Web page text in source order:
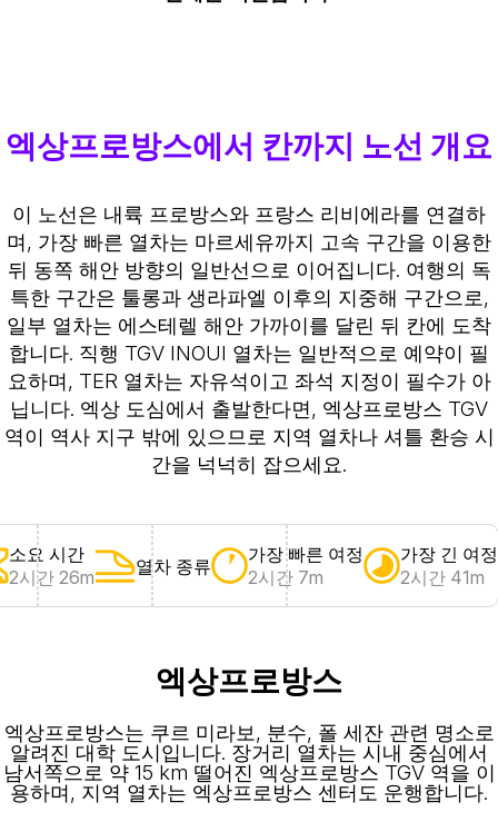
엑상프로방스에서 칸까지 노선 개요
이 노선은 내륙 프로방스와 프랑스 리비에라를 연결하
며, 가장 빠른 열차는 마르세유까지 고속 구간을 이용한
뒤 동쪽 해안 방향의 일반선으로 이어집니다. 여행의 독
특한 구간은 툴롱과 생라파엘 이후의 지중해 구간으로,
일부 열차는 에스테렐 해안 가까이를 달린 뒤 칸에 도착
합니다. 직행 TGV INOUI 열차는 일반적으로 예약이 필
요하며, TER 열차는 자유석이고 좌석 지정이 필수가 아
닙니다. 엑상 도심에서 출발한다면, 엑상프로방스 TGV
역이 역사 지구 밖에 있으므로 지역 열차나 셔틀 환승 시
간을 넉넉히 잡으세요.
소요 시간
2시간 26m
열차 종류
가장 빠른 여정
2시간 7m
가장 긴 여정
2시간 41m
엑상프로방스
엑상프로방스는 쿠르 미라보, 분수, 폴 세잔 관련 명소로
알려진 대학 도시입니다. 장거리 열차는 시내 중심에서
남서쪽으로 약 15 km 떨어진 엑상프로방스 TGV 역을 이
용하며, 지역 열차는 엑상프로방스 센터도 운행합니다.